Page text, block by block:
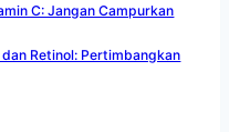
C: Jangan Campurkan
Retinol: Pertimbangkan